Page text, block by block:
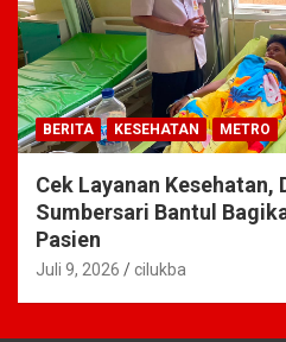
BERITA KESEHATAN METRO
Cek Layanan Kesehatan,
Sumbersari Bantul
Pasien
Juli 9, 2026 cilukba